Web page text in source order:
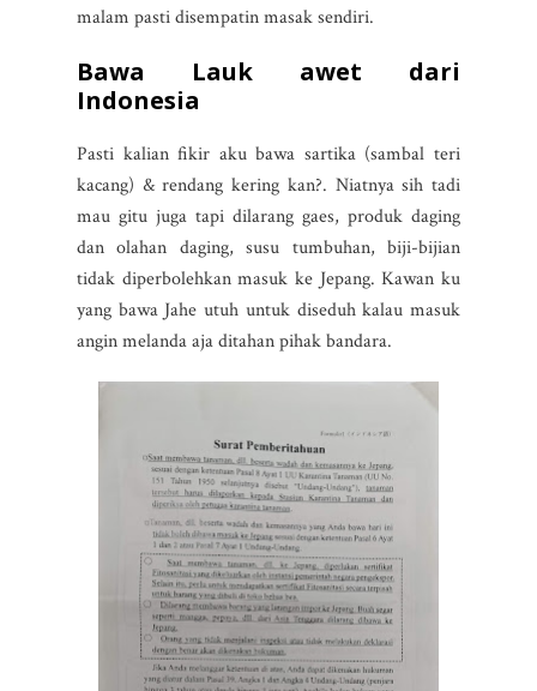
malam pasti disempatin masak sendiri.
Bawa Lauk awet dari
Indonesia
Pasti kalian fikir aku bawa sartika (sambal teri
kacang) & rendang kering kan?. Niatnya sih tadi
mau gitu juga tapi dilarang gaes, produk daging
dan olahan daging, susu tumbuhan, biji-bijian
tidak diperbolehkan masuk ke Jepang. Kawan ku
yang bawa Jahe utuh untuk diseduh kalau masuk
angin melanda aja ditahan pihak bandara.